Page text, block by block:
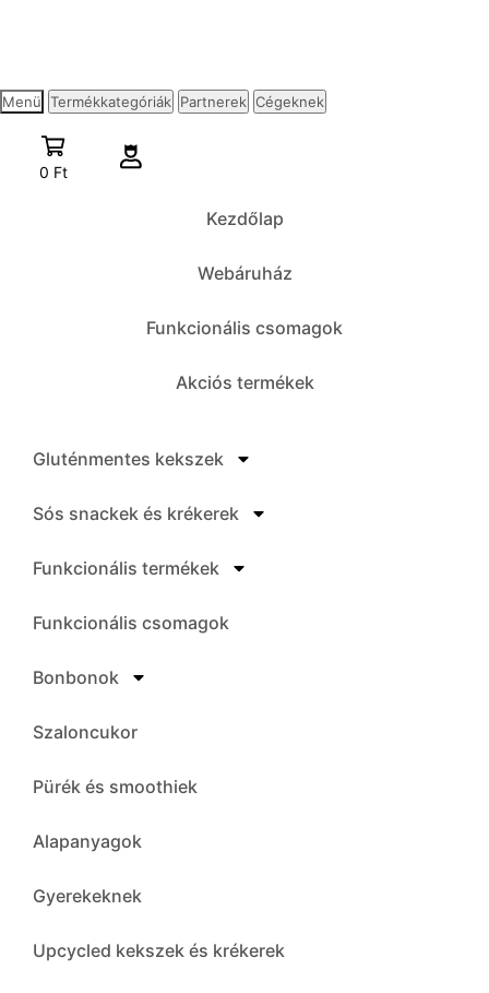
Menü Termékkategóriák Partnerek Cégeknek
0 Ft
Kezdőlap
Webáruház
Funkcionális csomagok
Akciós termékek
Gluténmentes kekszek
Sós snackek és krékerek
Funkcionális termékek
Funkcionális csomagok
Bonbonok
Szaloncukor
Pürék és smoothiek
Alapanyagok
Gyerekeknek
Upcycled kekszek és krékerek